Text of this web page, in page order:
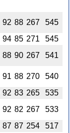
92 88 267
545
94 85 271
545
88 90 267 541
91 88 270
540
92 83 265
535
92 82 267
533
87 87 254
517